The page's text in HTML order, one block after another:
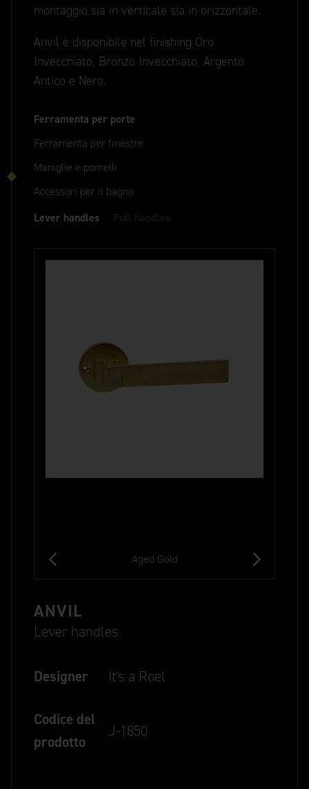
montaggio sia in verticale sia in orizzontale.
Anvil è disponibile nel finishing Oro
Invecchiato, Bronzo Invecchiato, Argento
Antico e Nero.
Ferramenta per porte
Ferramenta per finestre
Maniglie e pomelli
Accessori per il bagno
Lever handles
Aged Gold
ANVIL
Lever handles
Designer It's a Roel
Codice del
prodotto
J-1850